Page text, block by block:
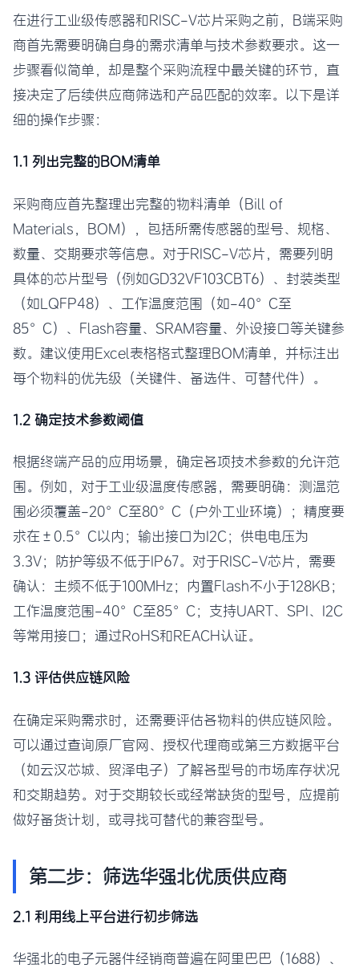
在进行工业级传感器和RISC-V芯片采购之前，B端采购
商首先需要明确自身的需求清单与技术参数要求。这一
步骤看似简单，却是整个采购流程中最关键的环节，直
接决定了后续供应商筛选和产品匹配的效率。以下是详
细的操作步骤：
1.1 列出完整的BOM清单
采购商应首先整理出完整的物料清单（Bill of
Materials，BOM），包括所需传感器的型号、规格、
数量、交期要求等信息。对于RISC-V芯片，需要列明
具体的芯片型号（例如GD32VF103CBT6）、封装类型
（如LQFP48）、工作温度范围（如-40°C至
85°C）、Flash容量、SRAM容量、外设接口等关键参
数。建议使用Excel表格格式整理BOM清单，并标注出
每个物料的优先级（关键件、备选件、可替代件）。
1.2 确定技术参数阈值
根据终端产品的应用场景，确定各项技术参数的允许范
围。例如，对于工业级温度传感器，需要明确：测温范
围必须覆盖-20°C至80°C（户外工业环境）；精度要
求在±0.5°C以内；输出接口为I2C；供电电压为
3.3V；防护等级不低于IP67。对于RISC-V芯片，需要
确认：主频不低于100MHz；内置Flash不小于128KB；
工作温度范围-40°C至85°C；支持UART、SPI、I2C
等常用接口；通过RoHS和REACH认证。
1.3 评估供应链风险
在确定采购需求时，还需要评估各物料的供应链风险。
可以通过查询原厂官网、授权代理商或第三方数据平台
（如云汉芯城、贸泽电子）了解各型号的市场库存状况
和交期趋势。对于交期较长或经常缺货的型号，应提前
做好备货计划，或寻找可替代的兼容型号。
第二步：筛选华强北优质供应商
2.1 利用线上平台进行初步筛选
华强北的电子元器件经销商普遍在阿里巴巴（1688）、